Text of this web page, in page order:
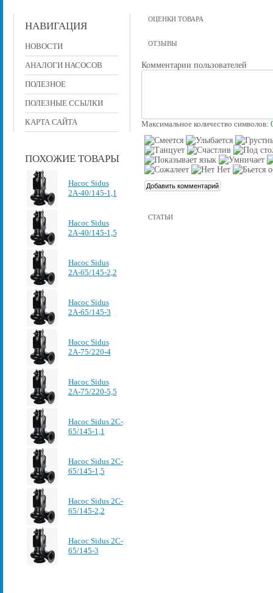
НАВИГАЦИЯ
НОВОСТИ
АНАЛОГИ НАСОСОВ
ПОЛЕЗНОЕ
ПОЛЕЗНЫЕ ССЫЛКИ
КАРТА САЙТА
ПОХОЖИЕ ТОВАРЫ
Насос Sidus
2А-40/145-1,1
Насос Sidus
2А-40/145-1,5
Насос Sidus
2А-65/145-2,2
Насос Sidus
2А-65/145-3
Насос Sidus
2А-75/220-4
Насос Sidus
2А-75/220-5,5
Насос Sidus 2C-
65/145-1,1
Насос Sidus 2C-
65/145-1,5
Насос Sidus 2C-
65/145-2,2
Насос Sidus 2C-
65/145-3
ОЦЕНКИ ТОВАРА
ОТЗЫВЫ
Комментарии пользователей
Максимальное количество символов:
СТАТЬИ